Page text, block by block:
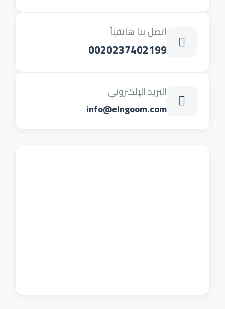
اتصل بنا هاتفياً
0020237402199
البريد الإلكتروني
info@elngoom.com